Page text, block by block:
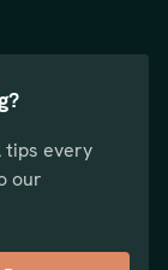
tips every
our